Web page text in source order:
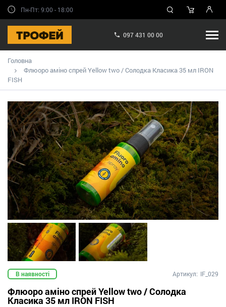
Пн-Пт: 9:00 - 18:00
097 431 00 00
Головна
Флюоро аміно спрей Yellow two / Солодка Класика 35 мл IRON
FISH
В наявності Артикул: IF_029
Флюоро аміно спрей Yellow two / Солодка
Класика 35 мл IRON FISH